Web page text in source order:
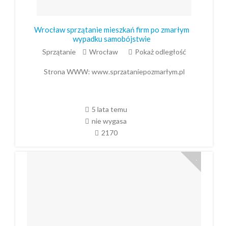
Wrocław sprzątanie mieszkań firm po zmarłym
wypadku samobójstwie
Sprzątanie Wrocław Pokaż odległość
Strona WWW: www.sprzataniepozmarłym.pl
5 lata temu
nie wygasa
2170